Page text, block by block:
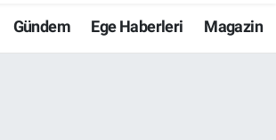
Gündem Ege Haberleri Magazin